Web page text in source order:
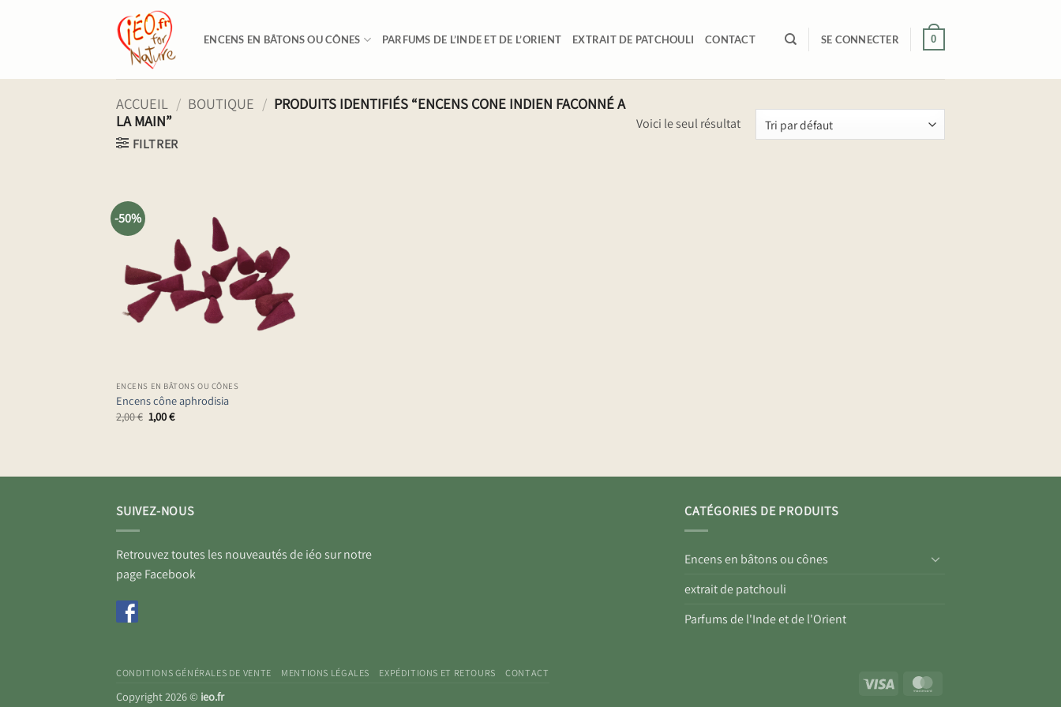
ENCENS EN BÂTONS OU CÔNES PARFUMS DE L’INDE ET DE L’ORIENT EXTRAIT DE PATCHOULI CONTACT SE CONNECTER 0
ACCUEIL / BOUTIQUE / PRODUITS IDENTIFIÉS “ENCENS CONE INDIEN FACONNÉ A
LA MAIN”
FILTRER
Voici le seul résultat
-50%
ENCENS EN BÂTONS OU CÔNES
Encens cône aphrodisia
2,00€ Le
prix
1,00€Le
SUIVEZ-NOUS
Retrouvez toutes les nouveautés de iéo sur notre
page Facebook
CATÉGORIES DE PRODUITS
Encens en bâtons ou cônes
extrait de patchouli
Parfums de l'Inde et de l'Orient
CONDITIONS GÉNÉRALES DE VENTE MENTIONS LÉGALES EXPÉDITIONS ET RETOURS CONTACT
Copyright 2026 © ieo.fr